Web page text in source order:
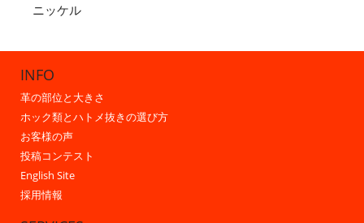
ニッケル
INFO
革の部位と大きさ
ホック類とハトメ抜きの選び方
お客様の声
投稿コンテスト
English Site
採用情報